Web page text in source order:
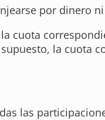
por dinero
cuota
la
las